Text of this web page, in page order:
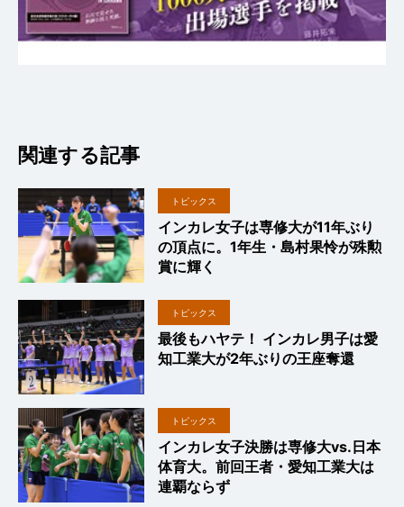
関連する記事
トピックス
インカレ女子は専修大が11年ぶり
の頂点に。1年生・島村果怜が殊勲
賞に輝く
トピックス
最後もハヤテ！ インカレ男子は愛
知工業大が2年ぶりの王座奪還
トピックス
インカレ女子決勝は専修大vs.日本
体育大。前回王者・愛知工業大は
連覇ならず